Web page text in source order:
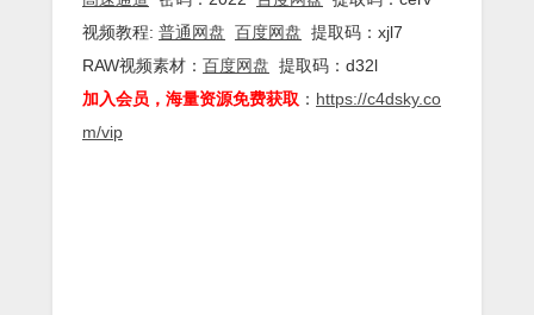
视频教程: 普通网盘 百度网盘 提取码：xjl7
RAW视频素材： 百度网盘 提取码：d32l
加入会员，海量资源免费获取 ： https://c4dsky.co
m/vip